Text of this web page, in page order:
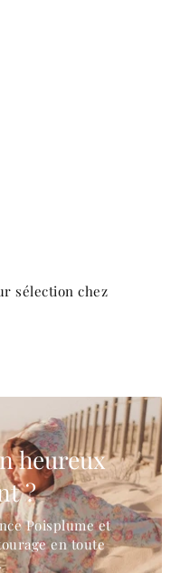
sélection chez
heureux
?
Poisplume et
en toute